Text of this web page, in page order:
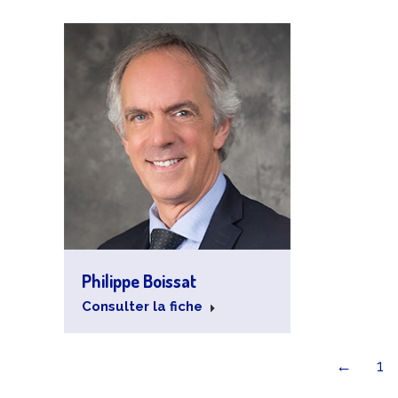
Philippe Boissat
Consulter la fiche
← 1